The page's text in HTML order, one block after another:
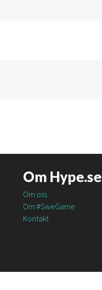
Om Hype.se
Om oss
Om #SweGame
Kontakt